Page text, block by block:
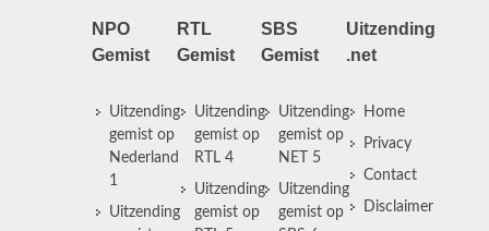
NPO
Gemist
Uitzending
gemist op
Nederland
1
Uitzending
RTL
Gemist
Uitzending
gemist op
RTL 4
Uitzending
gemist op
SBS
Gemist
Uitzending
gemist op
NET 5
Uitzending
gemist op
Uitzending
.net
Home
Privacy
Contact
Disclaimer